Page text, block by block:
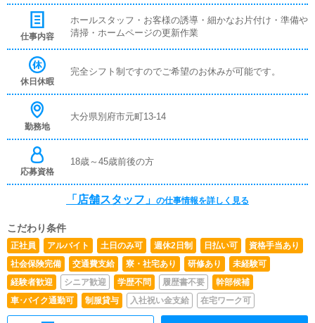
仕事内容
ホールスタッフ・お客様の誘導・細かなお片付け・準備や
清掃・ホームページの更新作業
休日休暇
完全シフト制ですのでご希望のお休みが可能です。
勤務地
大分県別府市元町13-14
応募資格
18歳～45歳前後の方
「店舗スタッフ」 の仕事情報を詳しく見る
こだわり条件
正社員 アルバイト 土日のみ可 週休2日制 日払い可
資格手当あり
社会保険完備
交通費支給 寮・社宅あり 研修あり
未経験可
経験者歓迎
シニア歓迎 学歴不問 履歴書不要
幹部候補
車･バイク通勤可
制服貸与 入社祝い金支給 在宅ワーク可